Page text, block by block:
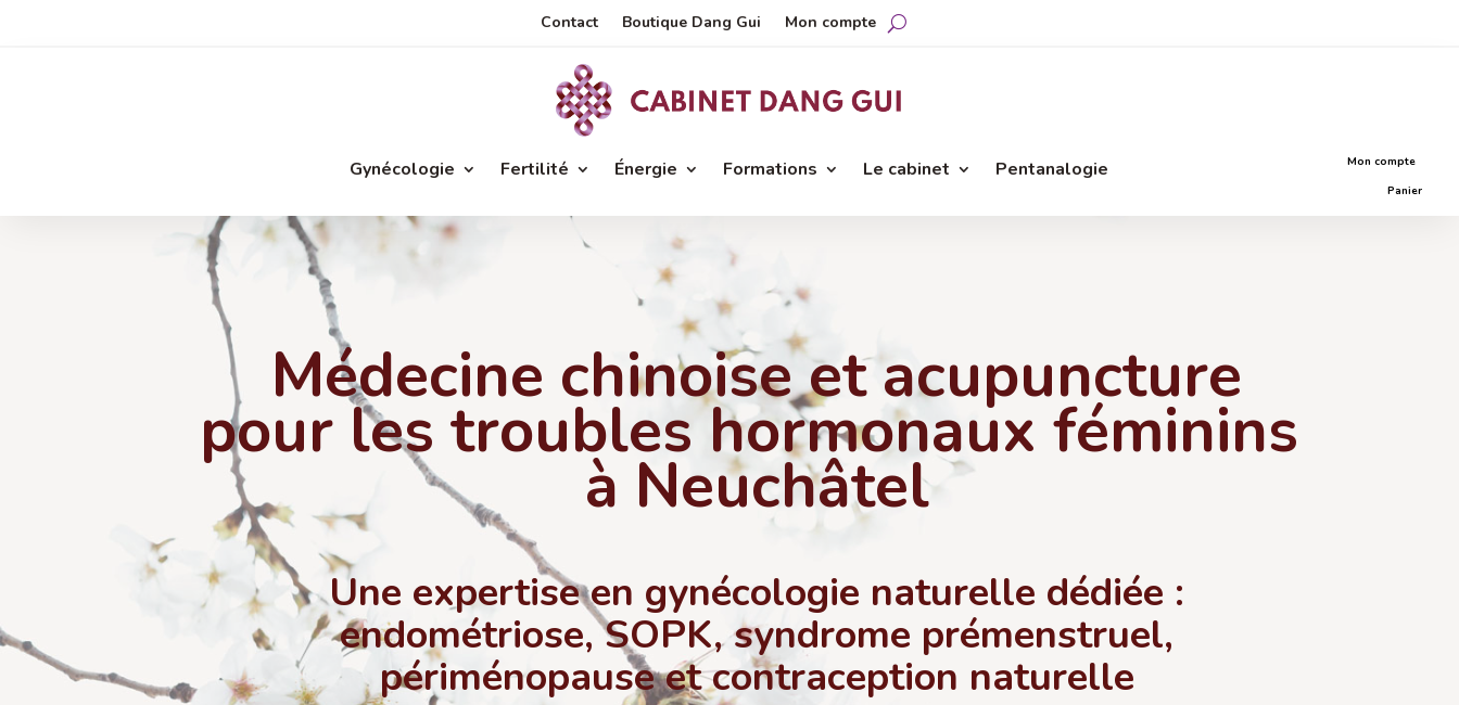
Contact Boutique Dang Gui Mon compte
Gynécologie Fertilité Énergie Formations Le cabinet Pentanalogie
Mon compte
Panier
Médecine chinoise et acupuncture
pour les troubles hormonaux féminins
à Neuchâtel
Une expertise en gynécologie naturelle dédiée :
endométriose, SOPK, syndrome prémenstruel,
périménopause et contraception naturelle